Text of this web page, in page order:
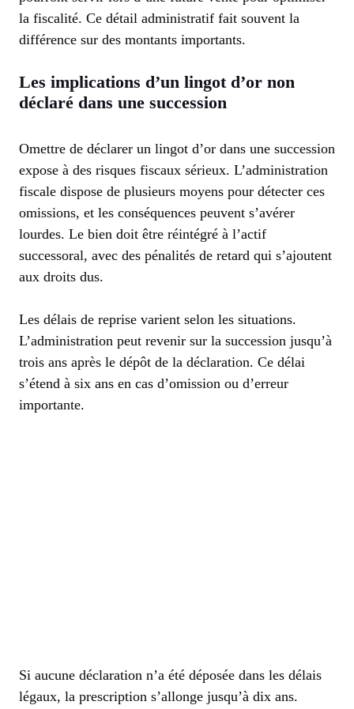
la fiscalité. Ce détail administratif fait souvent la
différence sur des montants importants.
Les implications d’un lingot d’or non
déclaré dans une succession
Omettre de déclarer un lingot d’or dans une succession
expose à des risques fiscaux sérieux. L’administration
fiscale dispose de plusieurs moyens pour détecter ces
omissions, et les conséquences peuvent s’avérer
lourdes. Le bien doit être réintégré à l’actif
successoral, avec des pénalités de retard qui s’ajoutent
aux droits dus.
Les délais de reprise varient selon les situations.
L’administration peut revenir sur la succession jusqu’à
trois ans après le dépôt de la déclaration. Ce délai
s’étend à six ans en cas d’omission ou d’erreur
importante.
Si aucune déclaration n’a été déposée dans les délais
légaux, la prescription s’allonge jusqu’à dix ans.